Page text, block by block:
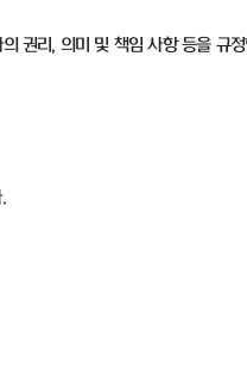
권리, 의미 및 책임 사항 등을 규